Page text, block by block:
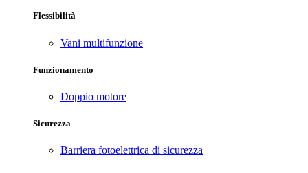
Flessibilità
Vani multifunzione
Funzionamento
Doppio motore
Sicurezza
Barriera fotoelettrica di sicurezza